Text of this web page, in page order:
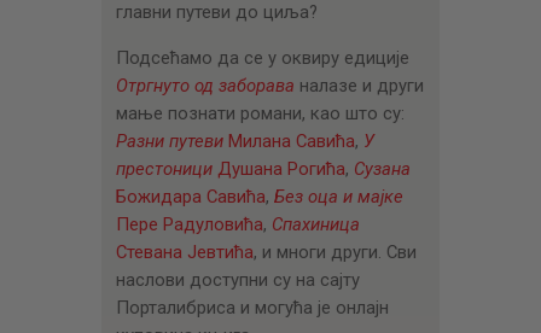
главни путеви до циља?
Подсећамо да се у оквиру едиције
Отргнуто од заборава налазе и други
мање познати романи, као што су:
Разни путеви Милана Савића, У
престоници Душана Рогића, Сузана
Божидара Савића, Без оца и мајке
Пере Радуловића, Спахиница
Стевана Јевтића, и многи други. Сви
наслови доступни су на сајту
Порталибриса и могућа је онлајн